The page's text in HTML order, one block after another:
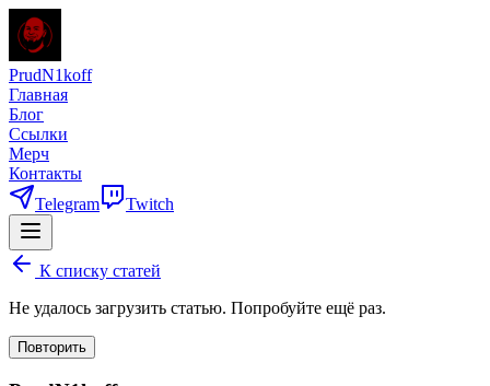
PrudN1koff
Главная
Блог
Ссылки
Мерч
Контакты
Telegram
Twitch
К списку статей
Не удалось загрузить статью. Попробуйте ещё раз.
Повторить